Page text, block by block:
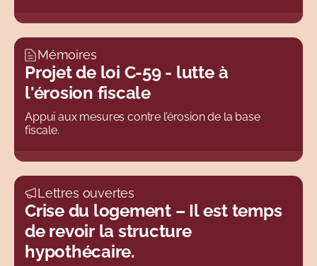
Mémoires
Projet de loi C-59 - lutte à
l'érosion fiscale
Appui aux mesures contre l’érosion de la base
fiscale.
Lettres ouvertes
Crise du logement – Il est temps
de revoir la structure
hypothécaire.